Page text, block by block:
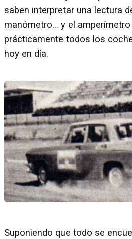
saben interpretar una lectura
manómetro... y el
prácticamente todos los
hoy en día.
Suponiendo que todo se